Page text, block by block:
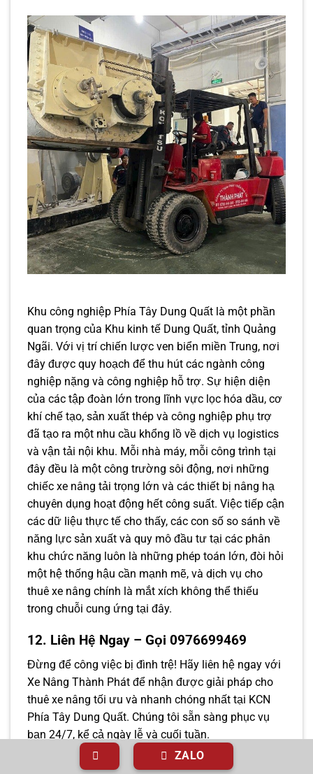
Khu công nghiệp Phía Tây Dung Quất là một phần
quan trọng của Khu kinh tế Dung Quất, tỉnh Quảng
Ngãi. Với vị trí chiến lược ven biển miền Trung, nơi
đây được quy hoạch để thu hút các ngành công
nghiệp nặng và công nghiệp hỗ trợ. Sự hiện diện
của các tập đoàn lớn trong lĩnh vực lọc hóa dầu, cơ
khí chế tạo, sản xuất thép và công nghiệp phụ trợ
đã tạo ra một nhu cầu khổng lồ về dịch vụ logistics
và vận tải nội khu. Mỗi nhà máy, mỗi công trình tại
đây đều là một công trường sôi động, nơi những
chiếc xe nâng tải trọng lớn và các thiết bị nâng hạ
chuyên dụng hoạt động hết công suất. Việc tiếp cận
các dữ liệu thực tế cho thấy, các con số so sánh về
năng lực sản xuất và quy mô đầu tư tại các phân
khu chức năng luôn là những phép toán lớn, đòi hỏi
một hệ thống hậu cần mạnh mẽ, và dịch vụ cho
thuê xe nâng chính là mắt xích không thể thiếu
trong chuỗi cung ứng tại đây.
12. Liên Hệ Ngay – Gọi 0976699469
Đừng để công việc bị đình trệ! Hãy liên hệ ngay với
Xe Nâng Thành Phát để nhận được giải pháp cho
thuê xe nâng tối ưu và nhanh chóng nhất tại KCN
Phía Tây Dung Quất. Chúng tôi sẵn sàng phục vụ
bạn 24/7, kể cả ngày lễ và cuối tuần.
Gọi ngay hôm nay để nhận ưu đãi đặc biệt dành
ZALO